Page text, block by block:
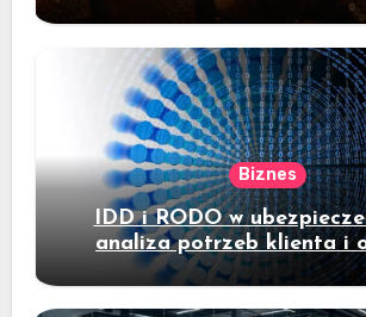
Biznes
IDD i RODO w
analiza potrzeb klienta i
danych